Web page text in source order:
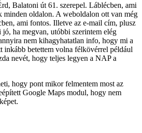
Balatoni út 61. szerepel. Láblécben, ami
minden oldalon. A weboldalon ott van még
ami fontos. Illetve az e-mail cím, plusz
ha megvan, utóbbi szerintem elég
nem kihagyhatatlan info, hogy mi a
inkább betettem volna félkövérrel például
nevét, hogy teljes legyen a NAP a
hogy pont mikor felmentem most az
Google Maps modul, hogy nem